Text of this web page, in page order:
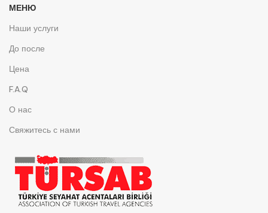
МЕНЮ
Наши услуги
До после
Цена
F.A.Q
О нас
Свяжитесь с нами